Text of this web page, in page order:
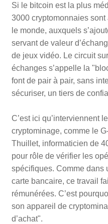
Si le bitcoin est la plus
3000 cryptomonnaies
le monde, auxquels
servant de valeur
de jeux vidéo. Le circuit
échanges s’appelle la
font de pair à pair, sans
sécuriser, un tiers de
C’est ici qu’interviennent
cryptominage, comme le
Thuillet, informaticien de
pour rôle de vérifier les
spécifiques. Comme dans
carte bancaire, ce travail
rémunérées. C’est
son appareil de
d’achat".